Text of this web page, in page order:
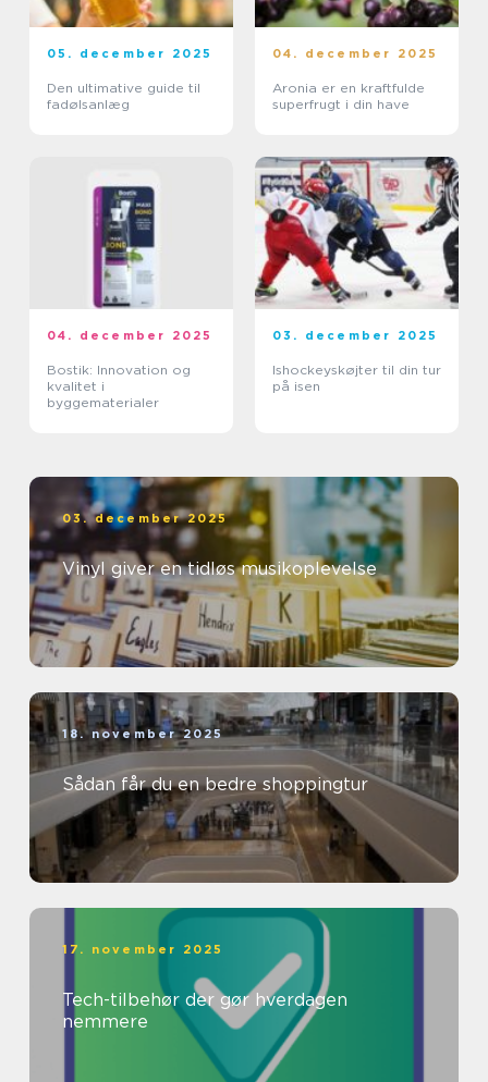
05. december 2025
Den ultimative guide til
fadølsanlæg
04. december 2025
Aronia er en kraftfulde
superfrugt i din have
04. december 2025
Bostik: Innovation og
kvalitet i
byggematerialer
03. december 2025
Ishockeyskøjter til din tur
på isen
03. december 2025
Vinyl giver en tidløs musikoplevelse
18. november 2025
Sådan får du en bedre shoppingtur
17. november 2025
Tech-tilbehør der gør hverdagen
nemmere